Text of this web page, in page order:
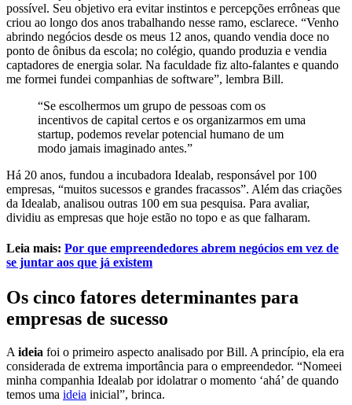
possível. Seu objetivo era evitar instintos e percepções errôneas que
criou ao longo dos anos trabalhando nesse ramo, esclarece. “Venho
abrindo negócios desde os meus 12 anos, quando vendia doce no
ponto de ônibus da escola; no colégio, quando produzia e vendia
captadores de energia solar. Na faculdade fiz alto-falantes e quando
me formei fundei companhias de software”, lembra Bill.
“Se escolhermos um grupo de pessoas com os
incentivos de capital certos e os organizarmos em uma
startup, podemos revelar potencial humano de um
modo jamais imaginado antes.”
Há 20 anos, fundou a incubadora Idealab, responsável por 100
empresas, “muitos sucessos e grandes fracassos”. Além das criações
da Idealab, analisou outras 100 em sua pesquisa. Para avaliar,
dividiu as empresas que hoje estão no topo e as que falharam.
Leia mais: Por que empreendedores abrem negócios em vez de
se juntar aos que já existem
Os cinco fatores determinantes para
empresas de sucesso
A ideia foi o primeiro aspecto analisado por Bill. A princípio, ela era
considerada de extrema importância para o empreendedor. “Nomeei
minha companhia Idealab por idolatrar o momento ‘ahá’ de quando
temos uma ideia inicial”, brinca.